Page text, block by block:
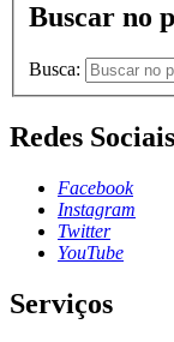
Buscar no
Busca:
Redes Sociais
Facebook
Instagram
Twitter
YouTube
Serviços